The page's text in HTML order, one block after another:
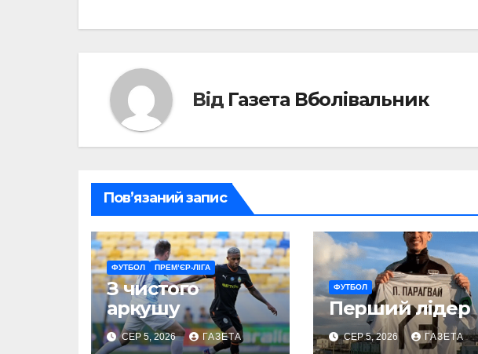
Від Газета Вболівальник
Пов’язаний запис
ФУТБОЛ ПРЕМ’ЄР-ЛІГА
З чистого
аркушу
СЕР 5, 2026 ГАЗЕТА
ФУТБОЛ
Перший лідер
СЕР 5, 2026 ГАЗЕТА